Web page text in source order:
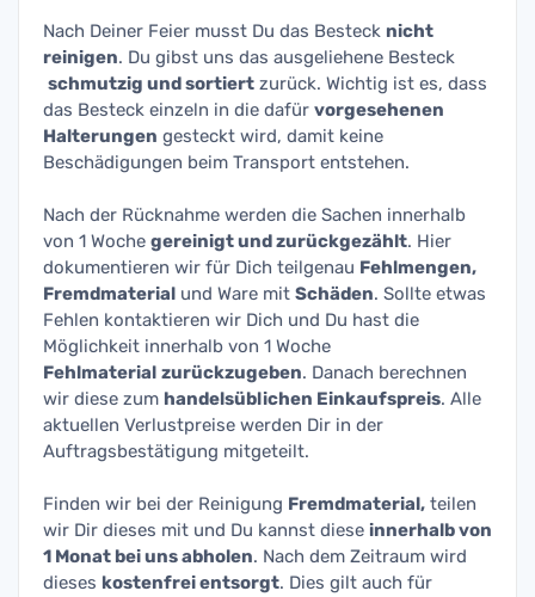
Nach Deiner Feier musst Du das Besteck nicht
reinigen. Du gibst uns das ausgeliehene Besteck
schmutzig und sortiert zurück. Wichtig ist es, dass
das Besteck einzeln in die dafür vorgesehenen
Halterungen gesteckt wird, damit keine
Beschädigungen beim Transport entstehen.
Nach der Rücknahme werden die Sachen innerhalb
von 1 Woche gereinigt und zurückgezählt. Hier
dokumentieren wir für Dich teilgenau Fehlmengen,
Fremdmaterial und Ware mit Schäden. Sollte etwas
Fehlen kontaktieren wir Dich und Du hast die
Möglichkeit innerhalb von 1 Woche
Fehlmaterial zurückzugeben. Danach berechnen
wir diese zum handelsüblichen Einkaufspreis. Alle
aktuellen Verlustpreise werden Dir in der
Auftragsbestätigung mitgeteilt.
Finden wir bei der Reinigung Fremdmaterial, teilen
wir Dir dieses mit und Du kannst diese innerhalb von
1 Monat bei uns abholen. Nach dem Zeitraum wird
dieses kostenfrei entsorgt. Dies gilt auch für